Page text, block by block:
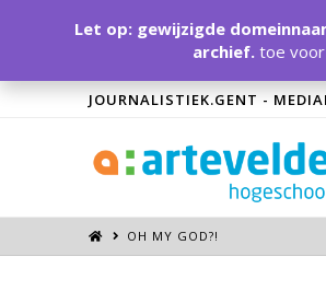
JOURNALISTIEK.GENT -
OH MY GOD?!
Let op: gewijzigde
archief.toe voor